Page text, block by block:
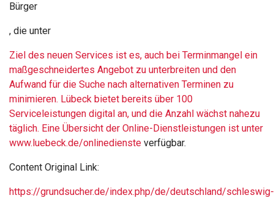
Bürger
, die unter
Ziel des neuen Services ist es, auch bei Terminmangel ein
maßgeschneidertes Angebot zu unterbreiten und den
Aufwand für die Suche nach alternativen Terminen zu
minimieren. Lübeck bietet bereits über 100
Serviceleistungen digital an, und die Anzahl wächst nahezu
täglich. Eine Übersicht der Online-Dienstleistungen ist unter
www.luebeck.de/onlinedienste verfügbar.
Content Original Link:
https://grundsucher.de/index.php/de/deutschland/schleswig-